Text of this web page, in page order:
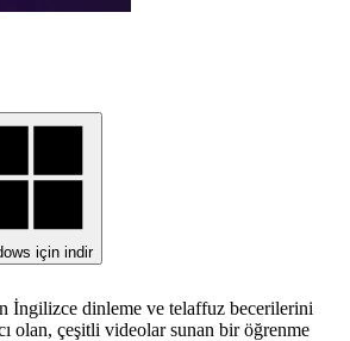
için indir
İngilizce dinleme ve telaffuz becerilerini
olan, çeşitli videolar sunan bir öğrenme